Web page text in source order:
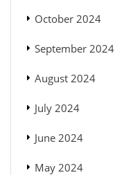
October 2024
September 2024
August 2024
July 2024
June 2024
May 2024